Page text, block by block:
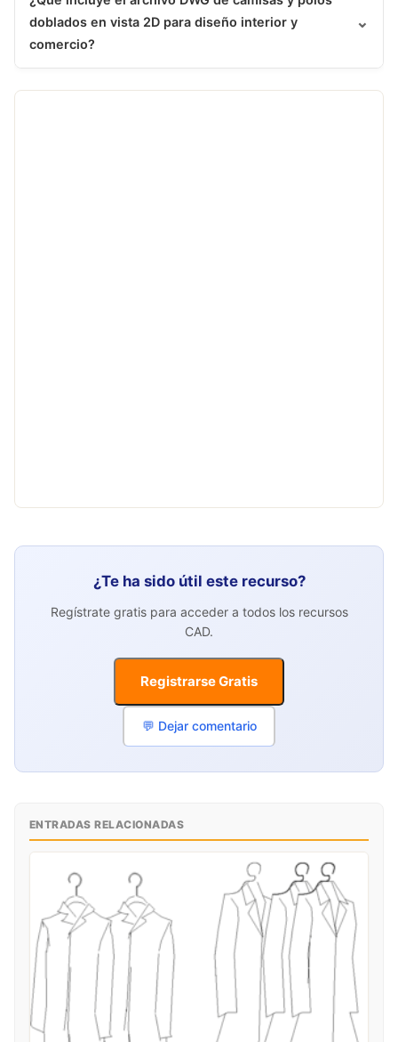
doblados en vista 2D para diseño interior y
comercio?
⌄
¿Te ha sido útil este recurso?
Regístrate gratis para acceder a todos los recursos
CAD.
Registrarse Gratis
💬 Dejar comentario
ENTRADAS RELACIONADAS